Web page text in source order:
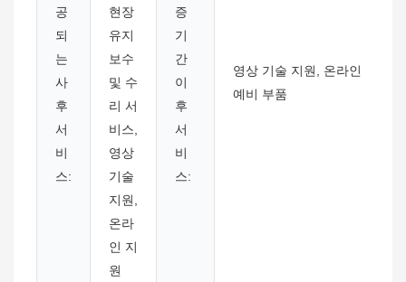
공
되
는
사
후
서
비
스:
현장
유지
보수
및 수
리 서
비스,
영상
기술
지원,
온라
인 지
원
증
기
간
이
후
서
비
스:
영상 기술 지원, 온라인 지원,
예비 부품